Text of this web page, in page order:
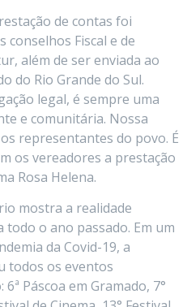
de contas foi
Fiscal e de
além de ser enviada ao
do Rio Grande do Sul.
legal, é sempre uma
e comunitária. Nossa
representantes do povo. É
os vereadores a prestação
Rosa Helena.
mostra a realidade
o ano passado. Em um
da Covid-19, a
todos os eventos
Páscoa em Gramado, 7°